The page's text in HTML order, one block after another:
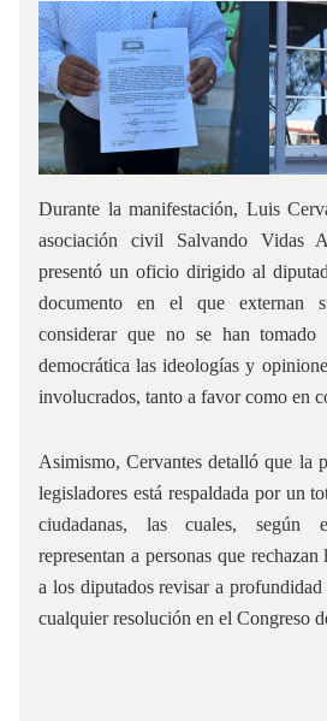
Durante la manifestación, Luis
asociación civil Salvando Vidas
presentó un oficio dirigido al
documento en el que externan
considerar que no se han tomado
democrática las ideologías y
involucrados, tanto a favor como en
Asimismo, Cervantes detalló que la
legisladores está respaldada por un
ciudadanas, las cuales, según
representan a personas que
a los diputados revisar a
cualquier resolución en el Congreso